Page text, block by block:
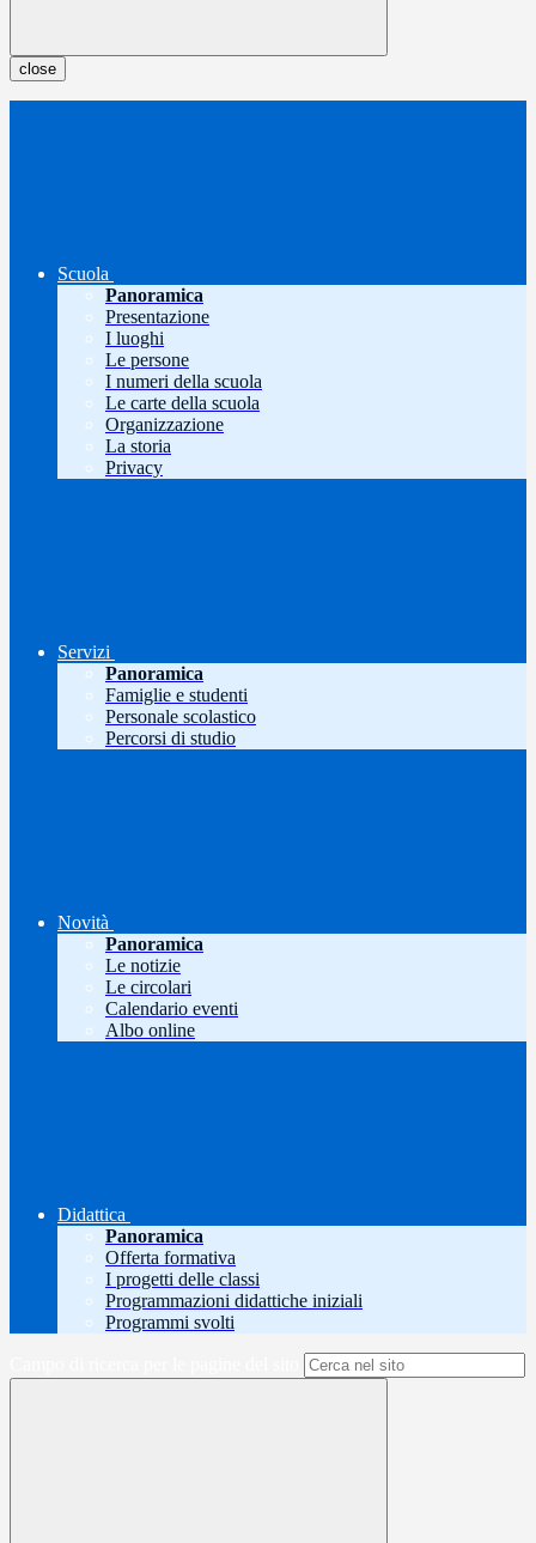
close
Scuola
Panoramica
Presentazione
I luoghi
Le persone
I numeri della scuola
Le carte della scuola
Organizzazione
La storia
Privacy
Servizi
Panoramica
Famiglie e studenti
Personale scolastico
Percorsi di studio
Novità
Panoramica
Le notizie
Le circolari
Calendario eventi
Albo online
Didattica
Panoramica
Offerta formativa
I progetti delle classi
Programmazioni didattiche iniziali
Programmi svolti